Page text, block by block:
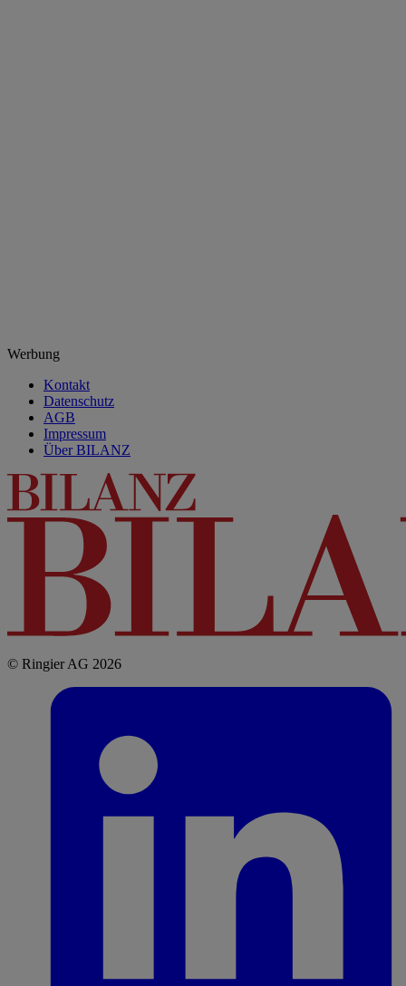
Werbung
Kontakt
Datenschutz
AGB
Impressum
Über BILANZ
© Ringier AG 2026